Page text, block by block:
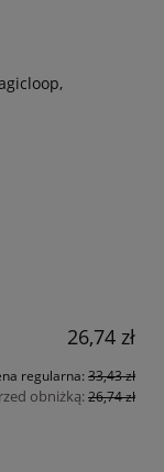
26,74 zł
regularna: 33,43 zł
obniżką:26,74 zł